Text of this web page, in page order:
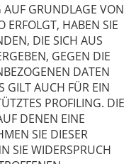
GRUNDLAGE VON
ERFOLGT, HABEN SIE
DIE SICH AUS
GEGEN DIE
DATEN
GILT AUCH FÜR EIN
PROFILING. DIE
DENEN EINE
SIE DIESER
SIE WIDERSPRUCH